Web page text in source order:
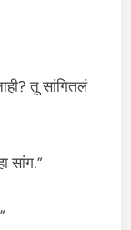
तू सांगितलं
सांग.”